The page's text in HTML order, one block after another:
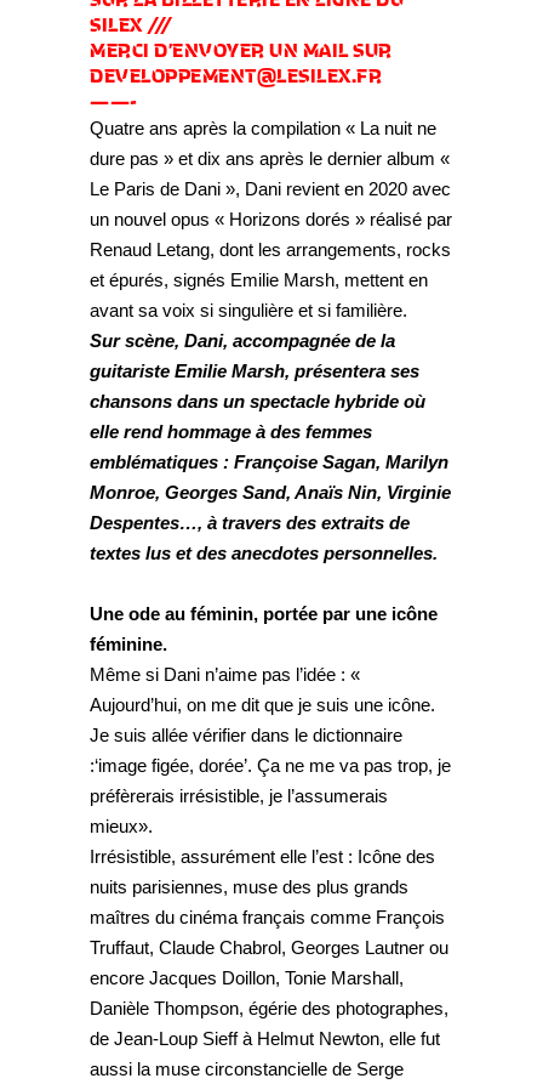
SILEX ///
MERCI D’ENVOYER UN MAIL SUR
DEVELOPPEMENT@LESILEX.FR
——-
Quatre ans après la compilation « La nuit ne
dure pas » et dix ans après le dernier album «
Le Paris de Dani », Dani revient en 2020 avec
un nouvel opus « Horizons dorés » réalisé par
Renaud Letang, dont les arrangements, rocks
et épurés, signés Emilie Marsh, mettent en
avant sa voix si singulière et si familière.
Sur scène, Dani, accompagnée de la
guitariste Emilie Marsh, présentera ses
chansons dans un spectacle hybride où
elle rend hommage à des femmes
emblématiques : Françoise Sagan, Marilyn
Monroe, Georges Sand, Anaïs Nin, Virginie
Despentes…, à travers des extraits de
textes lus et des anecdotes personnelles.
Une ode au féminin, portée par une icône
féminine.
Même si Dani n’aime pas l’idée : «
Aujourd’hui, on me dit que je suis une icône.
Je suis allée vérifier dans le dictionnaire
:‘image figée, dorée’. Ça ne me va pas trop, je
préfèrerais irrésistible, je l’assumerais
mieux».
Irrésistible, assurément elle l’est : Icône des
nuits parisiennes, muse des plus grands
maîtres du cinéma français comme François
Truffaut, Claude Chabrol, Georges Lautner ou
encore Jacques Doillon, Tonie Marshall,
Danièle Thompson, égérie des photographes,
de Jean-Loup Sieff à Helmut Newton, elle fut
aussi la muse circonstancielle de Serge